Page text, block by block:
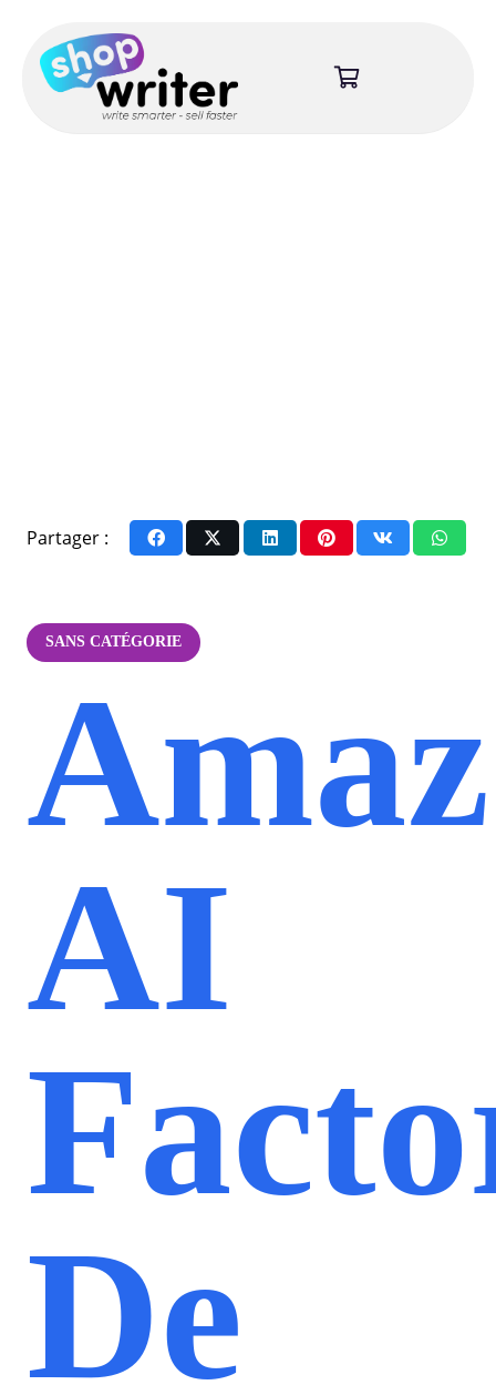
Partager :
SANS CATÉGORIE
AI
De